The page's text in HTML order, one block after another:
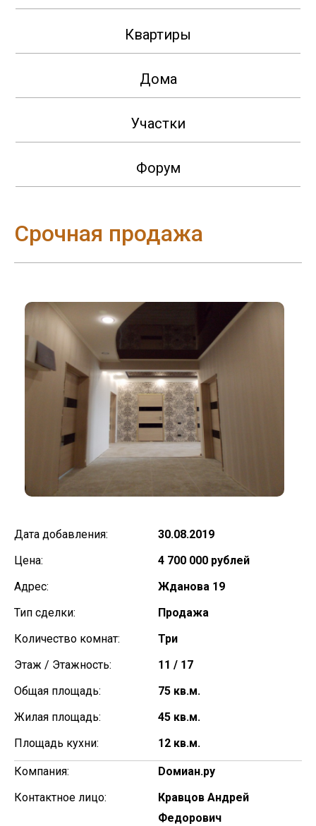
Квартиры
Дома
Участки
Форум
Срочная продажа
Дата добавления:
30.08.2019
Цена:
4 700 000 рублей
Адрес:
Жданова 19
Тип сделки:
Продажа
Количество комнат:
Три
Этаж / Этажность:
11 / 17
Общая площадь:
75 кв.м.
Жилая площадь:
45 кв.м.
Площадь кухни:
12 кв.м.
Компания:
Dомиан.ру
Контактное лицо:
Кравцов Андрей
Федорович